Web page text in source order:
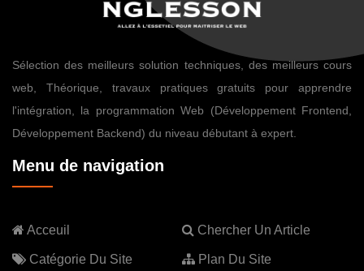
Sélection des meilleurs solution techniques, des meilleurs cours
web, Théorique, travaux pratiques gratuits pour apprendre
l'intégration, la programmation Web (Développement Frontend,
Développement Backend) du niveau débutant à expert.
Menu de navigation
Acceuil Chercher Un Article
Catégorie Du Site Plan Du Site